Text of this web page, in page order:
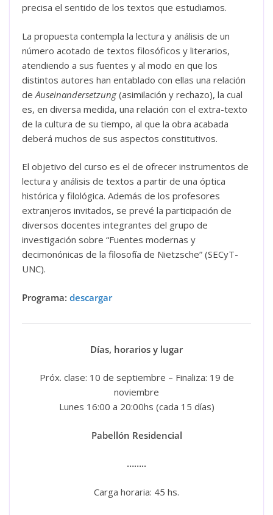
precisa el sentido de los textos que estudiamos.
La propuesta contempla la lectura y análisis de un
número acotado de textos filosóficos y literarios,
atendiendo a sus fuentes y al modo en que los
distintos autores han entablado con ellas una relación
de Auseinandersetzung (asimilación y rechazo), la cual
es, en diversa medida, una relación con el extra-texto
de la cultura de su tiempo, al que la obra acabada
deberá muchos de sus aspectos constitutivos.
El objetivo del curso es el de ofrecer instrumentos de
lectura y análisis de textos a partir de una óptica
histórica y filológica. Además de los profesores
extranjeros invitados, se prevé la participación de
diversos docentes integrantes del grupo de
investigación sobre “Fuentes modernas y
decimonónicas de la filosofía de Nietzsche” (SECyT-
UNC).
Programa: descargar
Días, horarios y lugar
Próx. clase: 10 de septiembre – Finaliza: 19 de
noviembre
Lunes 16:00 a 20:00hs (cada 15 días)
Pabellón Residencial
……..
Carga horaria: 45 hs.